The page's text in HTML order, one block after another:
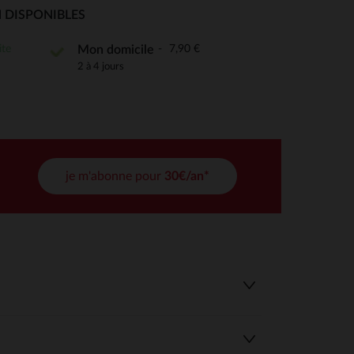
DISPONIBLES
Mon domicile 7,90 €
2 à 4 jours
je m'abonne pour 30€/an*